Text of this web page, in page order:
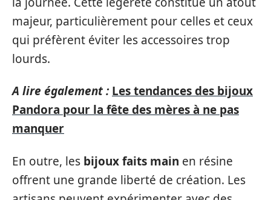
majeur, particulièrement pour celles et ceux
qui préfèrent éviter les accessoires trop
lourds.
A lire également : Les tendances des bijoux
Pandora pour la fête des mères à ne pas
manquer
En outre, les bijoux faits main en résine
offrent une grande liberté de création. Les